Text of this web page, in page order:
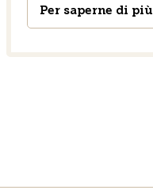
Per saperne di più